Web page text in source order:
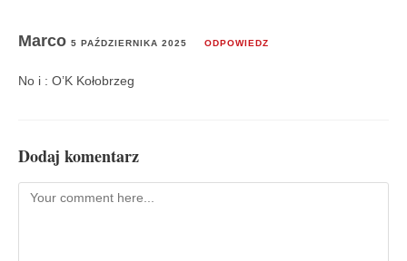
Marco 5 PAŹDZIERNIKA 2025 ODPOWIEDZ
No i : O’K Kołobrzeg
Dodaj komentarz